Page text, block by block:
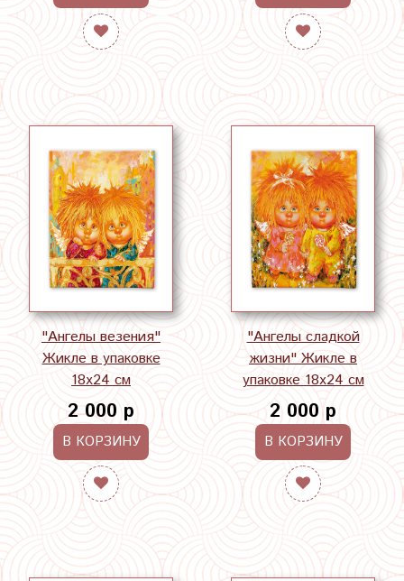
"Ангелы везения"
Жикле в упаковке
18х24 см
2 000 р
В КОРЗИНУ
"Ангелы сладкой
жизни" Жикле в
упаковке 18х24 см
2 000 р
В КОРЗИНУ